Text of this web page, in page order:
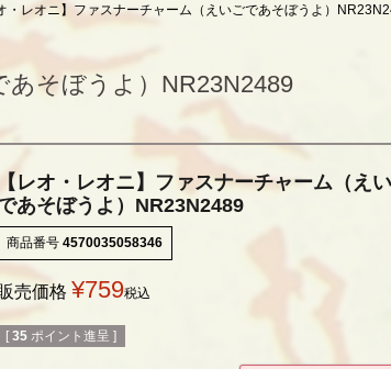
・レオニ】ファスナーチャーム（えいごであそぼうよ）
あそぼうよ）NR23N2489
【レオ・レオニ】ファスナーチャーム（え
あそぼうよ）NR23N2489
商品番号 4570035058346
売価格 ¥759税込
[ 35 ポイント進呈 ]